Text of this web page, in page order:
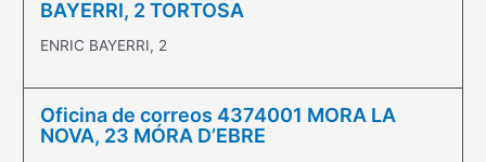
BAYERRI, 2 TORTOSA
ENRIC BAYERRI, 2
Oficina de correos 4374001 MORA LA
NOVA, 23 MÓRA D’EBRE